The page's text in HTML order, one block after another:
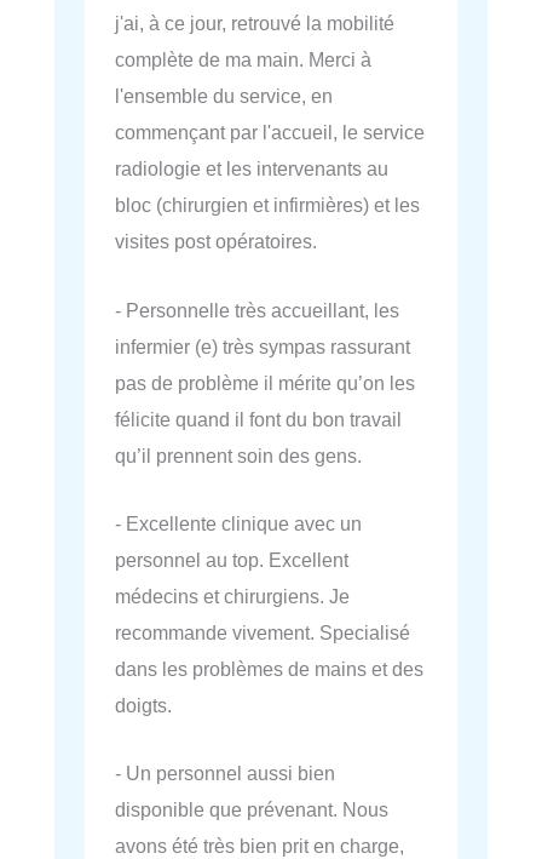
j'ai, à ce jour, retrouvé la mobilité
complète de ma main. Merci à
l'ensemble du service, en
commençant par l'accueil, le service
radiologie et les intervenants au
bloc (chirurgien et infirmières) et les
visites post opératoires.
- Personnelle très accueillant, les
infermier (e) très sympas rassurant
pas de problème il mérite qu’on les
félicite quand il font du bon travail
qu’il prennent soin des gens.
- Excellente clinique avec un
personnel au top. Excellent
médecins et chirurgiens. Je
recommande vivement. Specialisé
dans les problèmes de mains et des
doigts.
- Un personnel aussi bien
disponible que prévenant. Nous
avons été très bien prit en charge,